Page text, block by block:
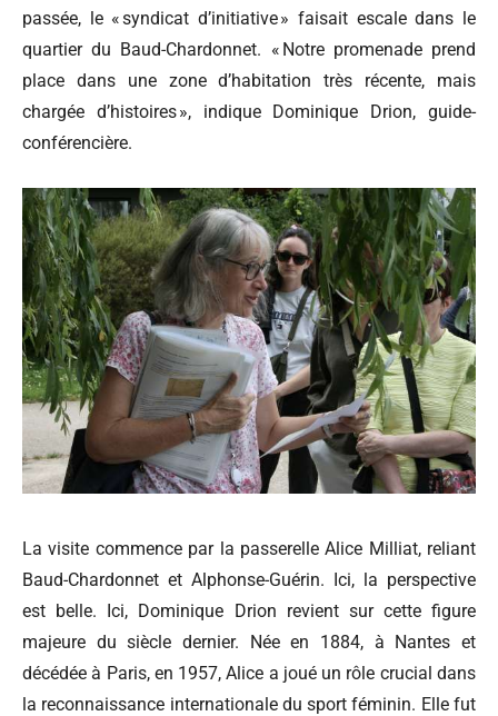
passée, le « syndicat d’initiative » faisait escale dans le
quartier du Baud-Chardonnet. « Notre promenade prend
place dans une zone d’habitation très récente, mais
chargée d’histoires », indique Dominique Drion, guide-
conférencière.
La visite commence par la passerelle Alice Milliat, reliant
Baud-Chardonnet et Alphonse-Guérin. Ici, la perspective
est belle. Ici, Dominique Drion revient sur cette figure
majeure du siècle dernier. Née en 1884, à Nantes et
décédée à Paris, en 1957, Alice a joué un rôle crucial dans
la reconnaissance internationale du sport féminin. Elle fut